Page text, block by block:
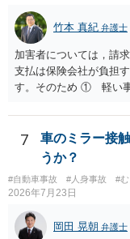
竹本 真紀 弁護士
加害者については，請
支払は保険会社が負担
す。そのため ① 軽い事
保険の協議となり，事
場合が多いこと イ 刑
と などの事情から，任
外は，あまり顕在化す
者側も弁護士が入って
事事件の面で問題とな
察に報告しなければな
に不申告という形で定
7
車のミラー接
うか？
#自動車事故 #人身事故 #
2026年7月23日
岡田 晃朝 弁護士